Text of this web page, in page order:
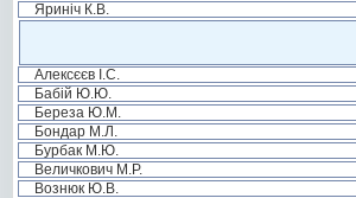
Яриніч К.В.
Алексєєв І.С.
Бабій Ю.Ю.
Береза Ю.М.
Бондар М.Л.
Бурбак М.Ю.
Величкович М.Р.
Вознюк Ю.В.